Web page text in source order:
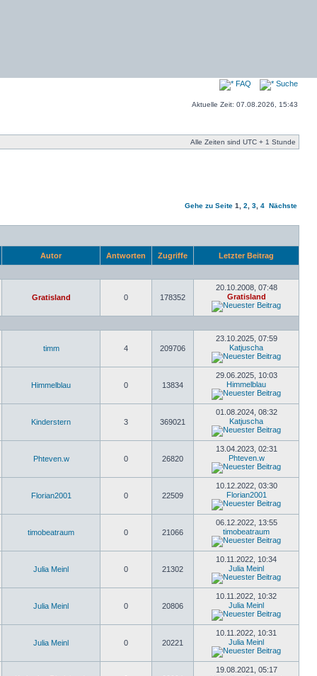
FAQ Suche
Aktuelle Zeit: 07.08.2026, 15:43
Alle Zeiten sind UTC + 1 Stunde
Gehe zu Seite 1 2 3 4 Nächste
Autor Antworten Zugriffe Letzter Beitrag
Gratisland 0 178352
20.10.2008, 07:48
Gratisland
timm 4 209706
23.10.2025, 07:59
Katjuscha
Himmelblau 0 13834
29.06.2025, 10:03
Himmelblau
Kinderstern 3 369021
01.08.2024, 08:32
Katjuscha
Phteven.w 0 26820
13.04.2023, 02:31
Phteven.w
Florian2001 0 22509
10.12.2022, 03:30
Florian2001
timobeatraum 0 21066
06.12.2022, 13:55
timobeatraum
Julia Meinl 0 21302
10.11.2022, 10:34
Julia Meinl
Julia Meinl 0 20806
10.11.2022, 10:32
Julia Meinl
Julia Meinl 0 20221
10.11.2022, 10:31
Julia Meinl
19.08.2021, 05:17